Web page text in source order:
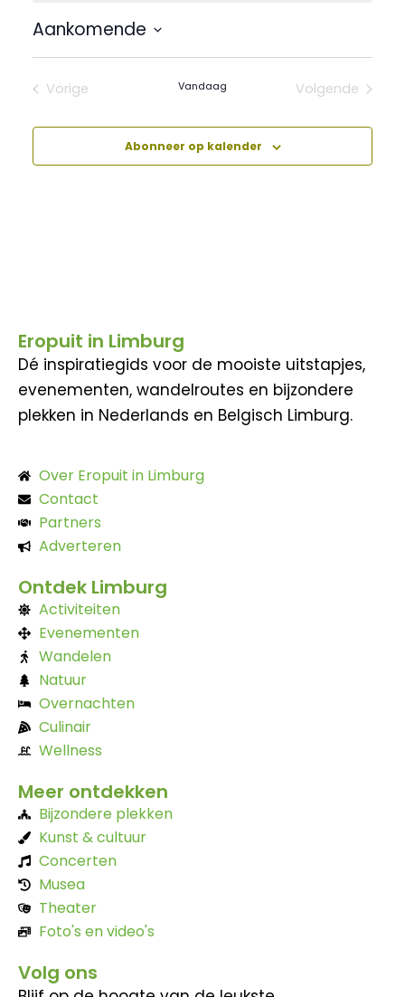
Aankomende
datum.
Vorige
Vandaag
Volgende
Abonneer op kalender
Eropuit in Limburg
Dé inspiratiegids voor de mooiste uitstapjes,
evenementen, wandelroutes en bijzondere
plekken in Nederlands en Belgisch Limburg.
Over Eropuit in Limburg
Contact
Partners
Adverteren
Ontdek Limburg
Activiteiten
Evenementen
Wandelen
Natuur
Overnachten
Culinair
Wellness
Meer ontdekken
Bijzondere plekken
Kunst & cultuur
Concerten
Musea
Theater
Foto's en video's
Volg ons